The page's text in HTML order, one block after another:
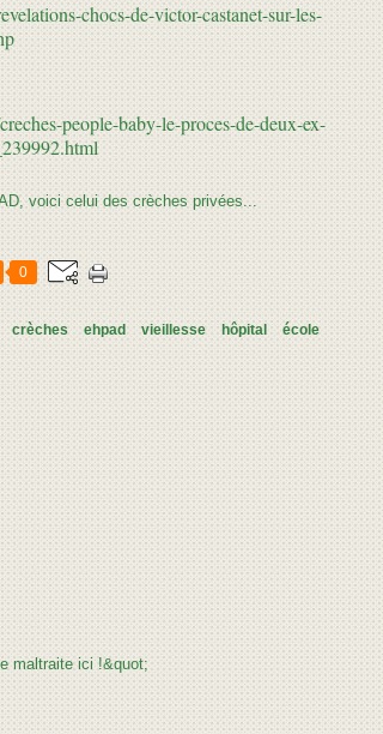
chocs-de-victor-castanet-sur-les-
people-baby-le-proces-de-deux-ex-
0
crèches ehpad vieillesse hôpital
école